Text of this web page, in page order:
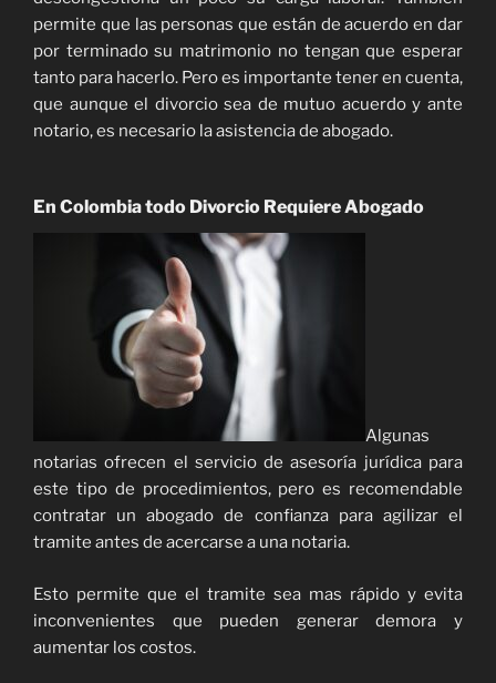
permite que las personas que están de acuerdo en dar
por terminado su matrimonio no tengan que esperar
tanto para hacerlo. Pero es importante tener en cuenta,
que aunque el divorcio sea de mutuo acuerdo y ante
notario, es necesario la asistencia de abogado.
En Colombia todo Divorcio Requiere Abogado
Algunas
notarias ofrecen el servicio de asesoría jurídica para
este tipo de procedimientos, pero es recomendable
contratar un abogado de confianza para agilizar el
tramite antes de acercarse a una notaria.
Esto permite que el tramite sea mas rápido y evita
inconvenientes que pueden generar demora y
aumentar los costos.